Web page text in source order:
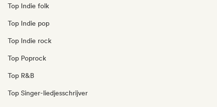
Top Indie folk
Top Indie pop
Top Indie rock
Top Poprock
Top R&B
Top Singer-liedjesschrijver